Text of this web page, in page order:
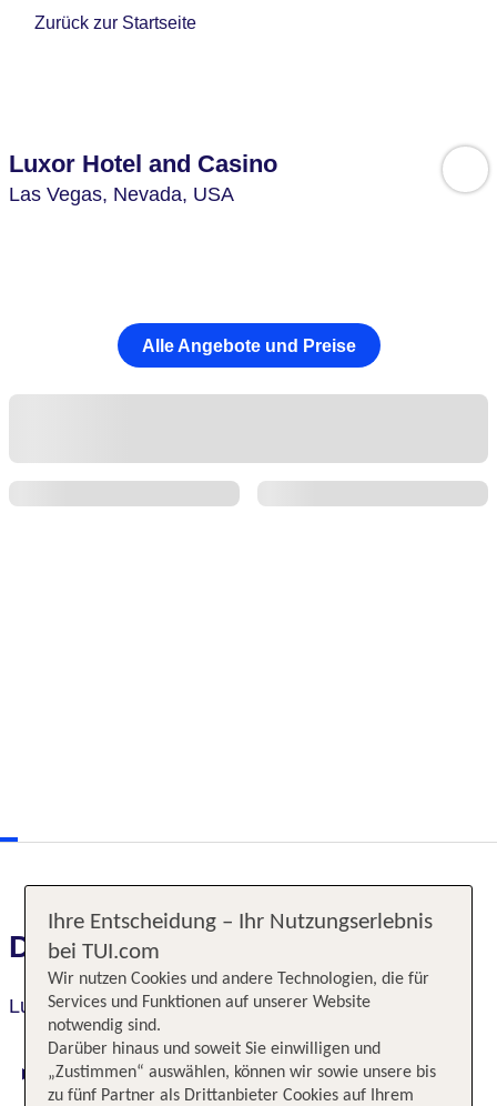
Zurück zur Startseite
Luxor Hotel and Casino
Las Vegas, Nevada, USA
Alle Angebote und Preise
Das erwartet Sie
Luxor Hotel & Casino
Digitaler und telefonischer 24/7 TUI Service
Ihre Entscheidung – Ihr Nutzungserlebnis
bei TUI.com
Wir nutzen Cookies und andere Technologien, die für
Services und Funktionen auf unserer Website
notwendig sind.
Darüber hinaus und soweit Sie einwilligen und
„Zustimmen“ auswählen, können wir sowie unsere bis
zu fünf Partner als Drittanbieter Cookies auf Ihrem